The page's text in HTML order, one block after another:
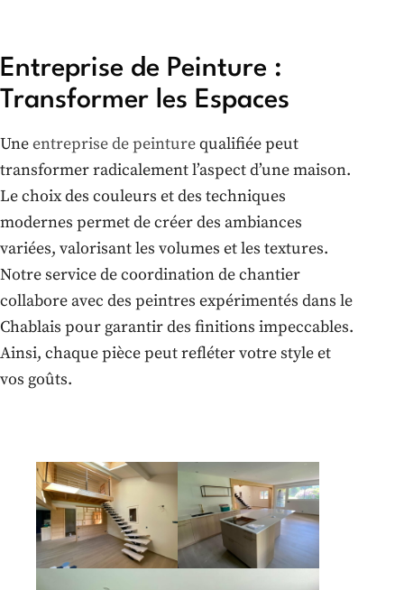
Entreprise de Peinture :
Transformer les Espaces
Uneentreprise de peinturequalifiée peut
transformer radicalement l’aspect d’une maison.
Le choix des couleurs et des techniques
modernes permet de créer des ambiances
variées, valorisant les volumes et les textures.
Notre service de coordination de chantier
collabore avec des peintres expérimentés dans le
Chablais pour garantir des finitions impeccables.
Ainsi, chaque pièce peut refléter votre style et
vos goûts.